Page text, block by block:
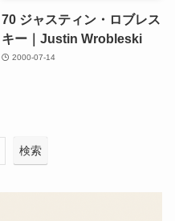
70 ジャスティン・ロブレス
キー｜Justin Wrobleski
2000-07-14
検索